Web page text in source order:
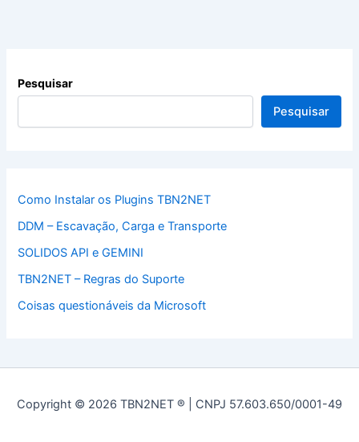
Pesquisar
Pesquisar
Como Instalar os Plugins TBN2NET
DDM – Escavação, Carga e Transporte
SOLIDOS API e GEMINI
TBN2NET – Regras do Suporte
Coisas questionáveis da Microsoft
Copyright © 2026 TBN2NET ® | CNPJ 57.603.650/0001-49